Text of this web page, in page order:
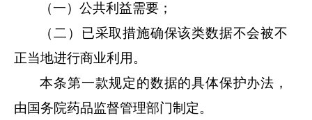
（一）公共利益需要；
（二）已采取措施确保该类数据不会被不
正当地进行商业利用。
本条第一款规定的数据的具体保护办法，
由国务院药品监督管理部门制定。